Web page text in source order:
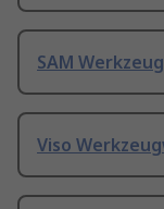
SAM
Viso